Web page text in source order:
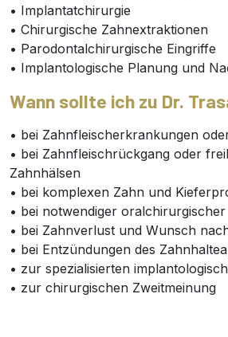
• Implantatchirurgie
• Chirurgische Zahnextraktionen
• Parodontalchirurgische Eingriffe
• Implantologische Planung und
Wann sollte ich zu Dr.
• bei Zahnfleischerkrankungen
• bei Zahnfleischrückgang oder
Zahnhälsen
• bei komplexen Zahn und
• bei notwendiger
• bei Zahnverlust und Wunsch
• bei Entzündungen des
• zur spezialisierten
• zur chirurgischen Zweitmeinung